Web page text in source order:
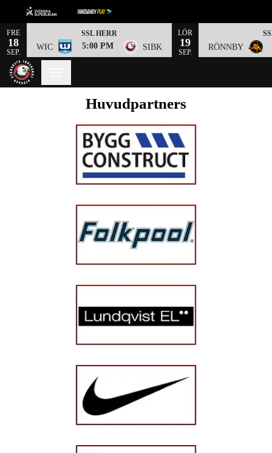
FRE
18
SEP.
SSL HERR
WIC 5:00 PM SIBK
LÖR
19
SEP.
RÖNNBY
Huvudpartners